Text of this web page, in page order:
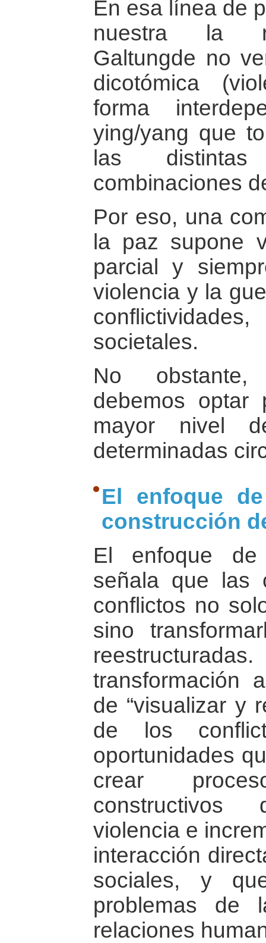
En esa línea de
nuestra la
Galtungde no
dicotómica
forma
ying/yang que
las
combinaciones
Por eso, una
la paz supone
parcial y
violencia y la
societales.
No obstante,
debemos optar
mayor nivel
determinadas
El enfoque
construcción
El enfoque de
señala que las
conflictos no
sino
transformación
de “visualizar y
de los
oportunidades
crear
violencia e
interacción
sociales, y
problemas
relaciones